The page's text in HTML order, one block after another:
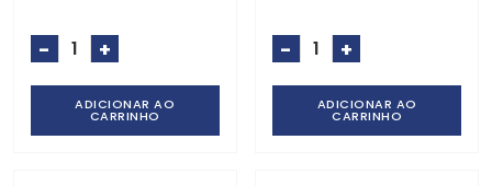
- +
ADICIONAR AO
CARRINHO
- +
ADICIONAR AO
CARRINHO